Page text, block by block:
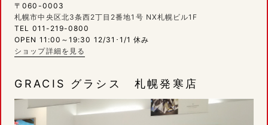
〒060-0003
札幌市中央区北3条西2丁目2番地1号 NX札幌ビル1F
TEL 011-219-0800
OPEN 11:00～19:30 12/31･1/1 休み
ショップ詳細を見る
GRACIS グラシス 札幌発寒店